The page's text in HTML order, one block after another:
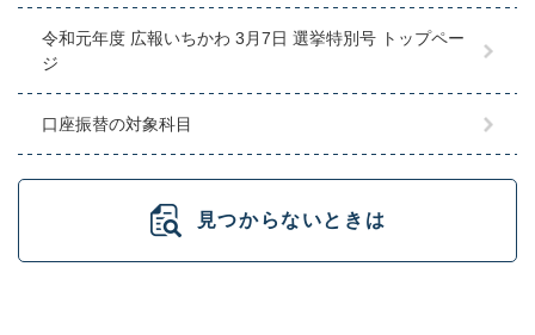
令和元年度 広報いちかわ 3月7日 選挙特別号 トップペー
ジ
口座振替の対象科目
見つからないときは